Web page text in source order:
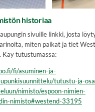
historiaa
sivuille linkki, josta
miten paikat ja tiet
Käy tutustumassa:
fi/asuminen-ja-
tutustu-ja-
nimisto/espoon-nimien-
nimisto#westend-33195